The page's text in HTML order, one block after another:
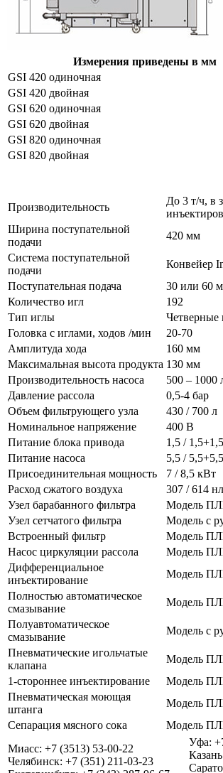
Измерения приведены в мм
GSI 420 одиночная
GSI 420 двойная
GSI 620 одиночная
GSI 620 двойная
GSI 820 одиночная
GSI 820 двойная
Производительность
До 3 т/ч, в
Ширина поступательной
подачи
420 мм
Система поступательной
подачи
Конвейер
Поступательная подача
30 или 60
Количество игл
192
Тип иглы
Четверные
Головка с иглами, ходов /мин
20-70
Амплитуда хода
160 мм
Максимальная высота продукта 130 мм
Производительность насоса
500 – 1000
Давление рассола
0,5-4 бар
Объем фильтрующего узла
430 / 700 л
Номинальное напряжение
400 B
Питание блока привода
1,5 /
Питание насоса
5,5 /
Присоединительная мощность
7 / 8,5 кВт
Расход сжатого воздуха
307 / 614
Узел барабанного фильтра
Модель
Узел сетчатого фильтра
Модель с
Встроенный фильтр
Модель
Насос циркуляции рассола
Модель
Дифференциальное
инъектирование
Модель
Полностью автоматическое
смазывание
Модель
Полуавтоматическое
смазывание
Модель с
Пневматические игольчатые
клапана
Модель
1-стороннее инъектирование
Модель
Пневматическая моющая
штанга
Модель
Сепарация мясного сока
Модель
Миасс: +7 (3513) 53-00-22
Челябинск: +7 (351) 211-03-23
Уфа: